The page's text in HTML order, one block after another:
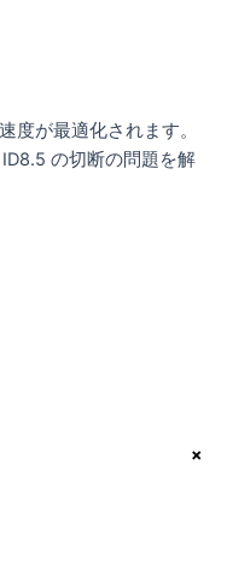
×
度が最適化されます。
の切断の問題を解